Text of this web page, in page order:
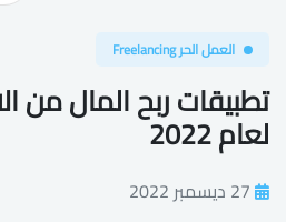
العمل الحر Freelancing
تطبيقات ربح المال من
لعام 2022
27 ديسمبر 2022